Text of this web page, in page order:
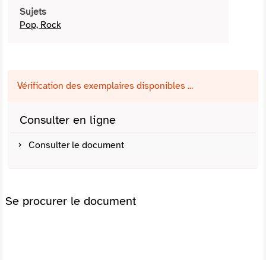
Sujets
Pop, Rock
Vérification des exemplaires disponibles ...
Consulter en ligne
Consulter le document
Se procurer le document